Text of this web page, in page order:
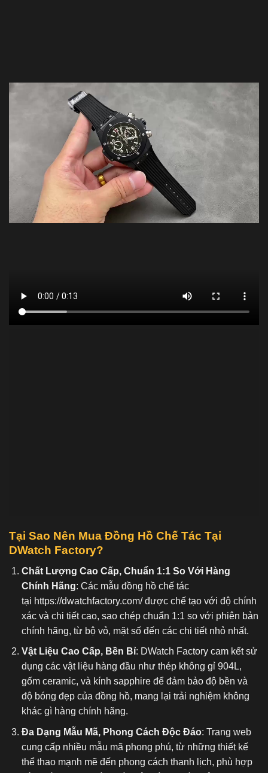
Tại Sao Nên Mua Đồng Hồ Chế Tác Tại
DWatch Factory?
Chất Lượng Cao Cấp, Chuẩn 1:1 So Với Hàng
Chính Hãng: Các mẫu đồng hồ chế tác
tại https://dwatchfactory.com/được chế tạo với độ chính
xác và chi tiết cao, sao chép chuẩn 1:1 so với phiên bản
chính hãng, từ bộ vỏ, mặt số đến các chi tiết nhỏ nhất.
Vật Liệu Cao Cấp, Bền Bỉ: DWatch Factory cam kết sử
dụng các vật liệu hàng đầu như thép không gỉ 904L,
gốm ceramic, và kính sapphire để đảm bảo độ bền và
độ bóng đẹp của đồng hồ, mang lại trải nghiệm không
khác gì hàng chính hãng.
Đa Dạng Mẫu Mã, Phong Cách Độc Đáo: Trang web
cung cấp nhiều mẫu mã phong phú, từ những thiết kế
thể thao mạnh mẽ đến phong cách thanh lịch, phù hợp